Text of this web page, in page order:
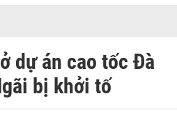
dự án cao tốc Đà
bị khởi tố